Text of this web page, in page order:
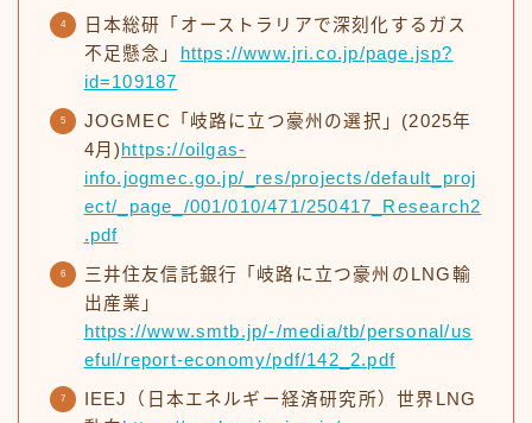
日本総研「オーストラリアで深刻化するガス
不足懸念」
https://www.jri.co.jp/page.jsp?
id=109187
JOGMEC「岐路に立つ豪州の選択」(2025年
4月) https://oilgas-
info.jogmec.go.jp/_res/projects/default_proj
ect/_page_/001/010/471/250417_Research2
.pdf
三井住友信託銀行「岐路に立つ豪州のLNG輸
出産業」
https://www.smtb.jp/-/media/tb/personal/us
eful/report-economy/pdf/142_2.pdf
IEEJ（日本エネルギー経済研究所）世界LNG